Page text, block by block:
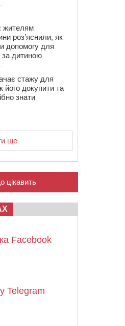
жителям
роз’яснили, як
допомогу для
за дитиною
стажу для
його докупити та
знати
ще
цікавить
Facebook
Telegram